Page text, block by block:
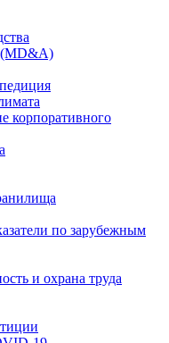
(MD&A)
корпоративного
по зарубежным
и охрана труда